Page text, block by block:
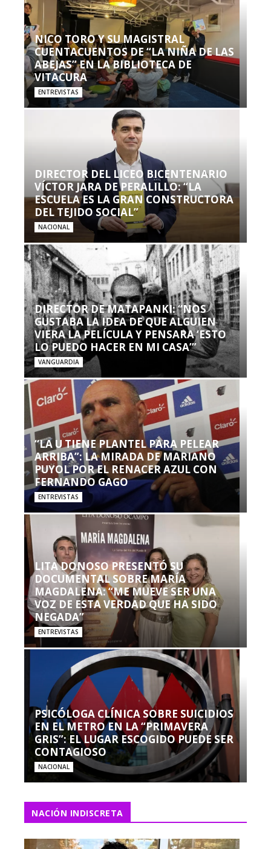
NICO TORO Y SU MAGISTRAL
CUENTACUENTOS DE “LA NIÑA DE LAS
ABEJAS” EN LA BIBLIOTECA DE
VITACURA
ENTREVISTAS
DIRECTOR DEL LICEO BICENTENARIO
VÍCTOR JARA DE PERALILLO: “LA
ESCUELA ES LA GRAN CONSTRUCTORA
DEL TEJIDO SOCIAL”
NACIONAL
DIRECTOR DE MATAPANKI: “NOS
GUSTABA LA IDEA DE QUE ALGUIEN
VIERA LA PELÍCULA Y PENSARA ‘ESTO
LO PUEDO HACER EN MI CASA’”
VANGUARDIA
“LA U TIENE PLANTEL PARA PELEAR
ARRIBA”: LA MIRADA DE MARIANO
PUYOL POR EL RENACER AZUL CON
FERNANDO GAGO
ENTREVISTAS
LITA DONOSO PRESENTÓ SU
DOCUMENTAL SOBRE MARÍA
MAGDALENA: “ME MUEVE SER UNA
VOZ DE ESTA VERDAD QUE HA SIDO
NEGADA”
ENTREVISTAS
PSICÓLOGA CLÍNICA SOBRE SUICIDIOS
EN EL METRO EN LA “PRIMAVERA
GRIS”: EL LUGAR ESCOGIDO PUEDE SER
CONTAGIOSO
NACIONAL
NACIÓN INDISCRETA